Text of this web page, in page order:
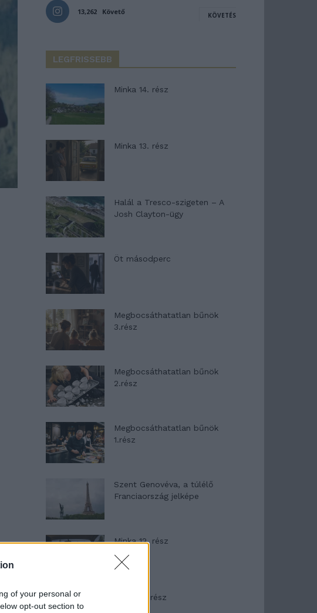
of your personal or
opt-out section to
13,262 Követő KÖVETÉS
LEGFRISSEBB
Minka 14. rész
Minka 13. rész
Halál a Tresco-szigeten – A
Josh Clayton-ügy
Öt másodperc
Megbocsáthatatlan bűnök
3.rész
Megbocsáthatatlan bűnök
2.rész
Megbocsáthatatlan bűnök
1.rész
Szent Genovéva, a túlélő
Franciaország jelképe
Minka 12. rész
Minka 11. rész